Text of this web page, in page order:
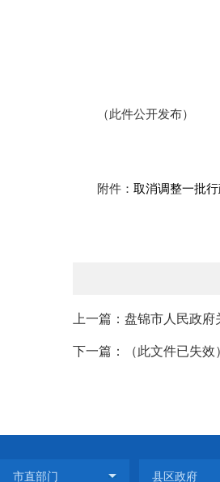
（此件公开发布）
附件： 取消调整一批
上一篇：盘锦市人民政
下一篇：（此文件已失